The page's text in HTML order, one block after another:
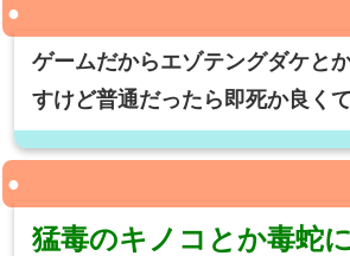
ゲームだからエゾテングダケと
すけど普通だったら即死か良く
猛毒のキノコとか毒蛇